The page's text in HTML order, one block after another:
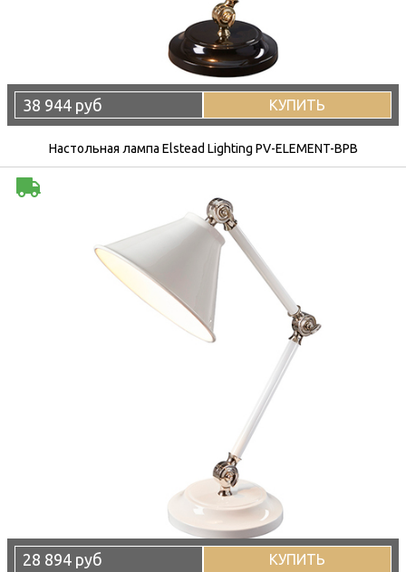
38 944 руб КУПИТЬ
Настольная лампа Elstead Lighting PV-ELEMENT-BPB
28 894 руб КУПИТЬ